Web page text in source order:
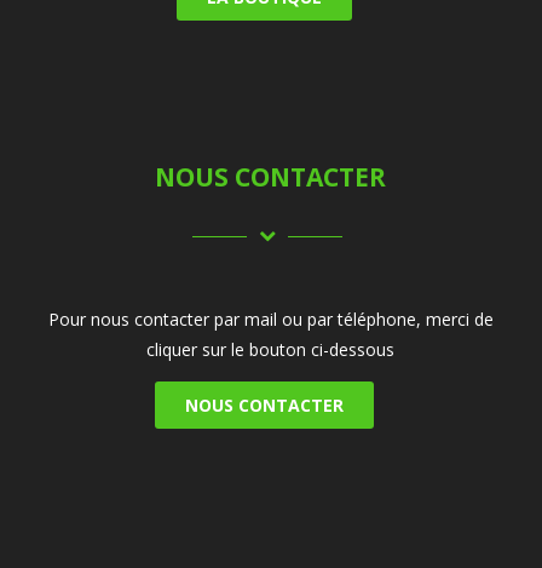
NOUS CONTACTER
Pour nous contacter par mail ou par téléphone, merci de
cliquer sur le bouton ci-dessous
NOUS CONTACTER